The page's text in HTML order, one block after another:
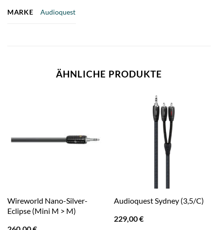
MARKE Audioquest
ÄHNLICHE PRODUKTE
Wireworld Nano-Silver-
Eclipse (Mini M > M)
Audioquest Sydney (3,5/C)
229,00€